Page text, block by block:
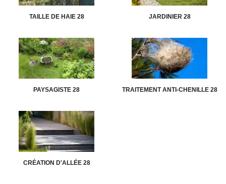
TAILLE DE HAIE 28 JARDINIER 28
PAYSAGISTE 28 TRAITEMENT ANTI-CHENILLE 28
CRÉATION D'ALLÉE 28